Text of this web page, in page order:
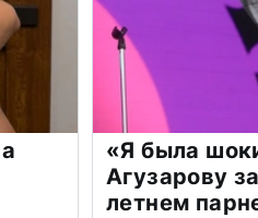
«Я была
Агузарову
летнем